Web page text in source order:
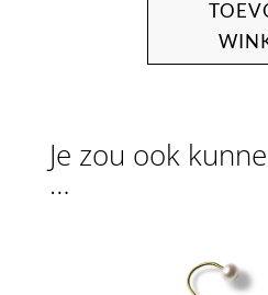
Je zou ook
…